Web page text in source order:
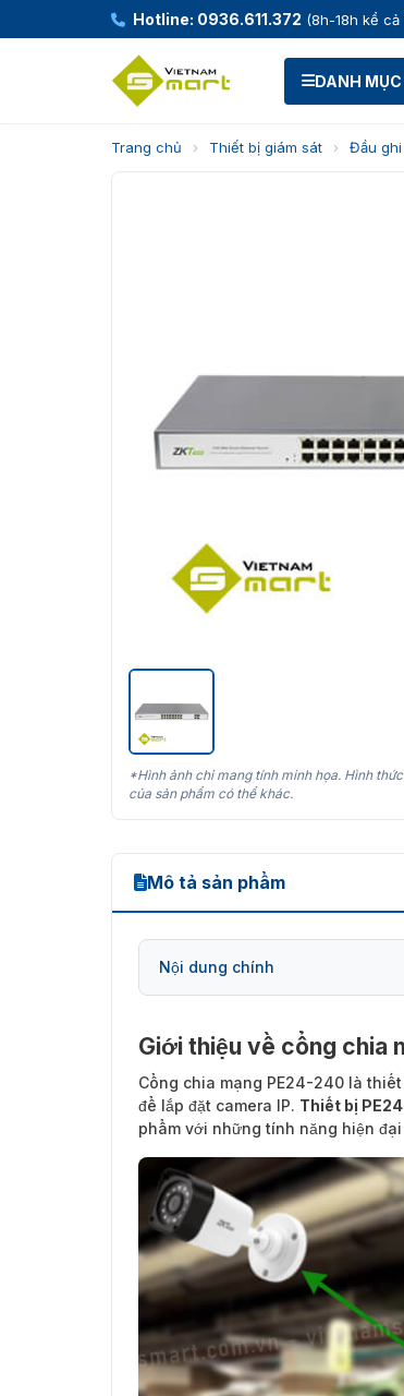
Hotline: 0936.611.372 (8h-18h kể cả
DANH
Trang chủ › Thiết bị giám sát › Đầu ghi
*Hình ảnh chỉ mang tính minh họa. Hình
của sản phẩm có thể khác.
Mô tả sản phẩm
Nội dung chính
Những thông tin cần biết về
Giới thiệu về cổng chia
Cổng chia mạng PE24-240 là
để lắp đặt camera IP. Thiết bị
phẩm với những tính năng hiện